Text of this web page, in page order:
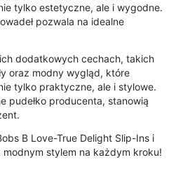
tylko estetyczne, ale i wygodne.
pozwala na idealne
dodatkowych cechach, takich
oraz modny wygląd, które
tylko praktyczne, ale i stylowe.
pudełko producenta, stanowią
B Love-True Delight Slip-Ins i
stylem na każdym kroku!